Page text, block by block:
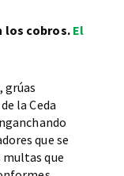
los cobros. El
grúas
la Ceda
que se
que